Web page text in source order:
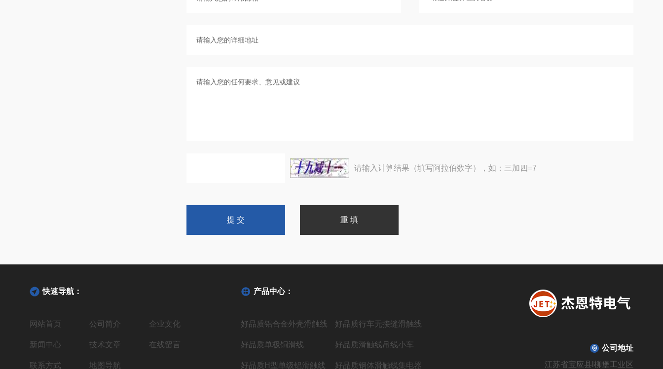
请输入计算结果（填写阿拉伯数字），如：三加四=7
快速导航：
网站首页 公司简介 企业文化
新闻中心 技术文章 在线留言
联系方式 地图导航
产品中心：
好品质铝合金外壳滑触线 好品质行车无接缝滑触线
好品质单极铜滑线 好品质滑触线吊线小车
好品质H型单级铝滑触线 好品质钢体滑触线集电器
公司地址
江苏省宝应县l柳堡工业区